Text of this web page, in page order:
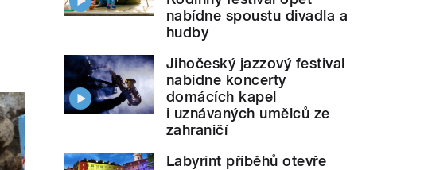
nabídne spoustu divadla a
hudby
Jihočeský jazzový festival
nabídne koncerty
domácích kapel
i uznávaných umělců ze
zahraničí
Labyrint příběhů otevře